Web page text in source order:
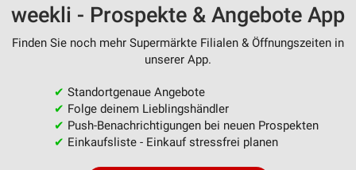
weekli - Prospekte & Angebote App
Finden Sie noch mehr Supermärkte Filialen & Öffnungszeiten in
unserer App.
✔ Standortgenaue Angebote
✔ Folge deinem Lieblingshändler
✔ Push-Benachrichtigungen bei neuen Prospekten
✔ Einkaufsliste - Einkauf stressfrei planen